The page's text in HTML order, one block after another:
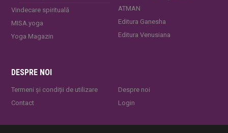
Vindecare spirituală
MISA.yoga
Yoga Magazin
ATMAN
Editura Ganesha
Editura Venusiana
DESPRE NOI
Termeni și condiții de utilizare
Contact
Despre noi
Login